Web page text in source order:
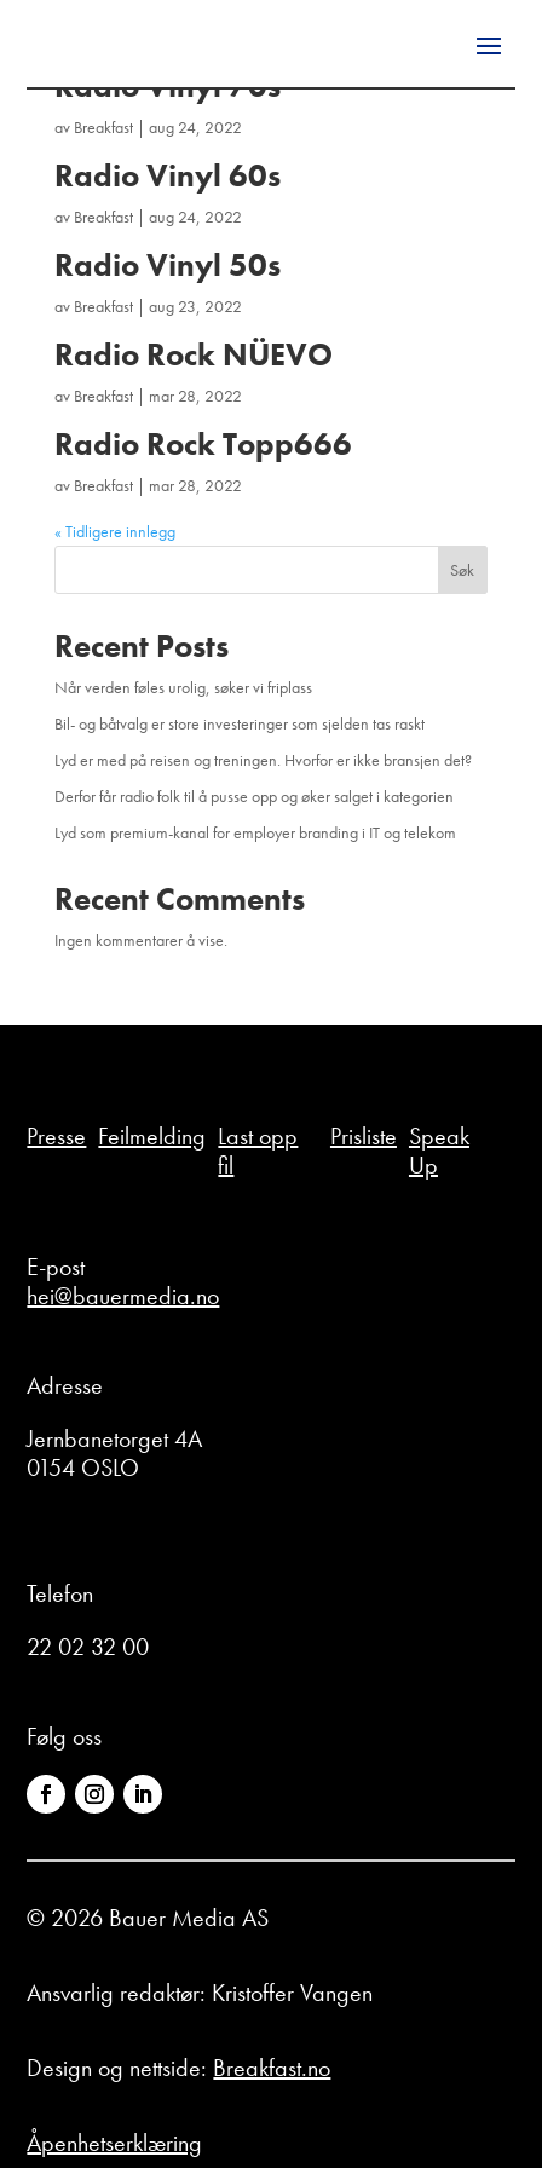
Radio Vinyl 70s
av Breakfast| aug 24, 2022
Radio Vinyl 60s
av Breakfast| aug 24, 2022
Radio Vinyl 50s
av Breakfast| aug 23, 2022
Radio Rock NÜEVO
av Breakfast| mar 28, 2022
Radio Rock Topp666
av Breakfast| mar 28, 2022
« Tidligere innlegg
Søk
Recent Posts
Når verden føles urolig, søker vi friplass
Bil- og båtvalg er store investeringer som sjelden tas raskt
Lyd er med på reisen og treningen. Hvorfor er ikke bransjen det?
Derfor får radio folk til å pusse opp og øker salget i kategorien
Lyd som premium-kanal for employer branding i IT og telekom
Recent Comments
Ingen kommentarer å vise.
Presse Feilmelding Last opp
fil
Prisliste Speak
Up
E-post
hei@bauermedia.no
Adresse
Jernbanetorget 4A
0154 OSLO
Telefon
22 02 32 00
Følg oss
© 2026 Bauer Media AS
Ansvarlig redaktør: Kristoffer Vangen
Design og nettside: Breakfast.no
Åpenhetserklæring